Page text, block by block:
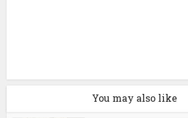
You may also like